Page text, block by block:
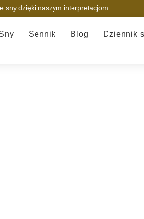
sny dzięki naszym interpretacjom.
Sny Sennik Blog Dziennik